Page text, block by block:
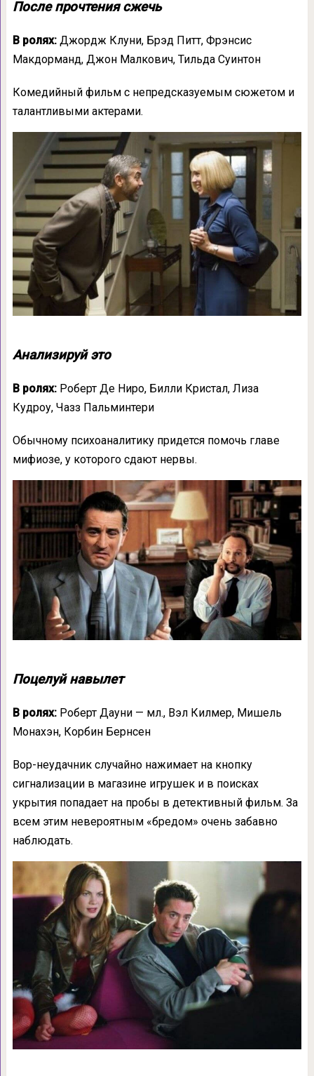
После прочтения сжечь
В ролях:Джордж Клуни, Брэд Питт, Фрэнсис
Макдорманд, Джон Малкович, Тильда Суинтон
Комедийный фильм с непредсказуемым сюжетом и
талантливыми актерами.
Анализируй это
В ролях:Роберт Де Ниро, Билли Кристал, Лиза
Кудроу, Чазз Пальминтери
Обычному психоаналитику придется помочь главе
мифиозе, у которого сдают нервы.
Поцелуй навылет
В ролях:Роберт Дауни — мл., Вэл Килмер, Мишель
Монахэн, Корбин Бернсен
Вор-неудачник случайно нажимает на кнопку
сигнализации в магазине игрушек и в поисках
укрытия попадает на пробы в детективный фильм. За
всем этим невероятным «бредом» очень забавно
наблюдать.